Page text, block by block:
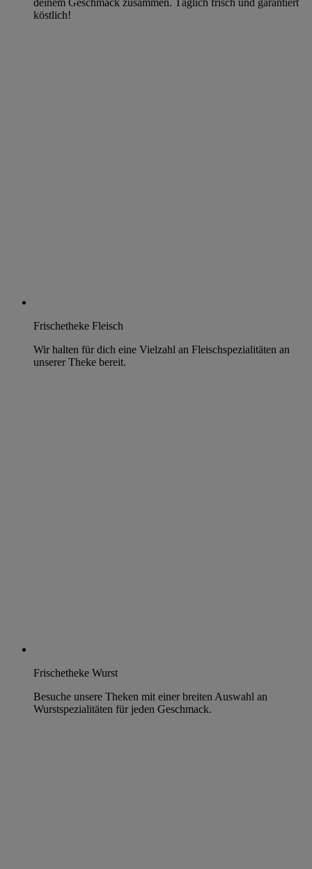
deinem Geschmack zusammen. Täglich frisch und garantiert
köstlich!
Frischetheke Fleisch
Wir halten für dich eine Vielzahl an Fleischspezialitäten an
unserer Theke bereit.
Frischetheke Wurst
Besuche unsere Theken mit einer breiten Auswahl an
Wurstspezialitäten für jeden Geschmack.